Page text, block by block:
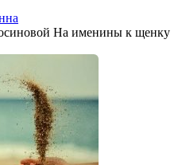
На именины к щенку